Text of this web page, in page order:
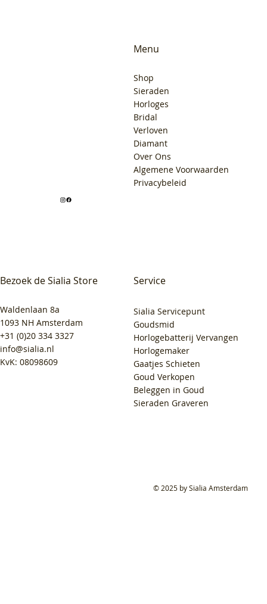
Bezoek de Sialia Store
Waldenlaan 8a
1093 NH Amsterdam
+31 (0)20 334 3327
info@sialia.nl
KvK: 08098609
Menu
Shop
Sieraden
Horloges
Bridal
Verloven
Diamant
Over Ons
Algemene Voorwaarden
Privacybeleid
Service
Sialia Servicepunt
Goudsmid
Horlogebatterij Vervangen
Horlogemaker
Gaatjes Schieten
Goud Verkopen
Beleggen in Goud
Sieraden Graveren
© 2025 by Sialia Amsterdam